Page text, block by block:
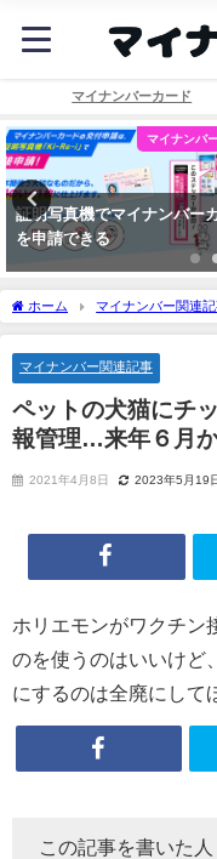
マイナンバーカード
マイナンバ
証明写真機でマイナンバー
を申請できる
ホーム マイナンバー関連
主情報管理…来年６月から
マイナンバー関連記事
ペットの犬猫にチ
報管理…来年６月
2021年4月8日 2023年5月19
ホリエモンがワクチン
のを使うのはいいけど
にするのは全廃にして
この記事を書いた人